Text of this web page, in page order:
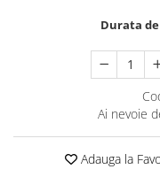
Vopsea/intretinere stupi
Durata
Ai nevoie
Adauga la